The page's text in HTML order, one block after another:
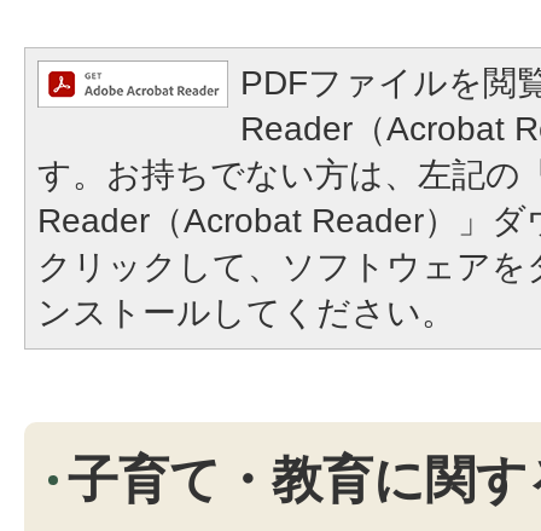
PDFファイルを閲
Reader（Acrobat
す。お持ちでない方は、左記の
Reader（Acrobat Reader）」
クリックして、ソフトウェア
ンストールしてください。
子育て・教育に関